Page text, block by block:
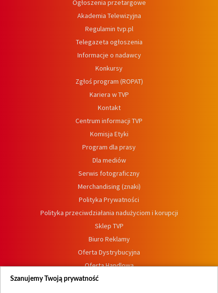
Ogłoszenia przetargowe
Akademia Telewizyjna
Regulamin tvp.pl
Telegazeta ogłoszenia
Informacje o nadawcy
Konkursy
Zgłoś program (ROPAT)
Kariera w TVP
Kontakt
Centrum informacji TVP
Komisja Etyki
Program dla prasy
Dla mediów
Serwis fotograficzny
Merchandising (znaki)
Polityka Prywatności
Polityka przeciwdziałania nadużyciom i korupcji
Sklep TVP
Biuro Reklamy
Oferta Dystrybucyjna
Oferta Handlowa
Dostępność
Szanujemy Twoją prywatność